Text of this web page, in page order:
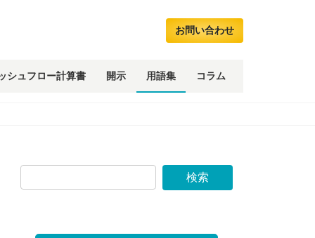
お問い合わせ
シュフロー計算書 開示 用語集 コラム